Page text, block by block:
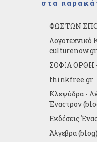
στα
ΦΩΣ ΤΩΝ
Λογοτεχνικό
culturenow.gr
ΣΟΦΙΑ ΟΡΘΗ
thinkfree.gr
Κλεψύδρα -
Έναστρον
Εκδόσεις
Άλγεβρα (blog)